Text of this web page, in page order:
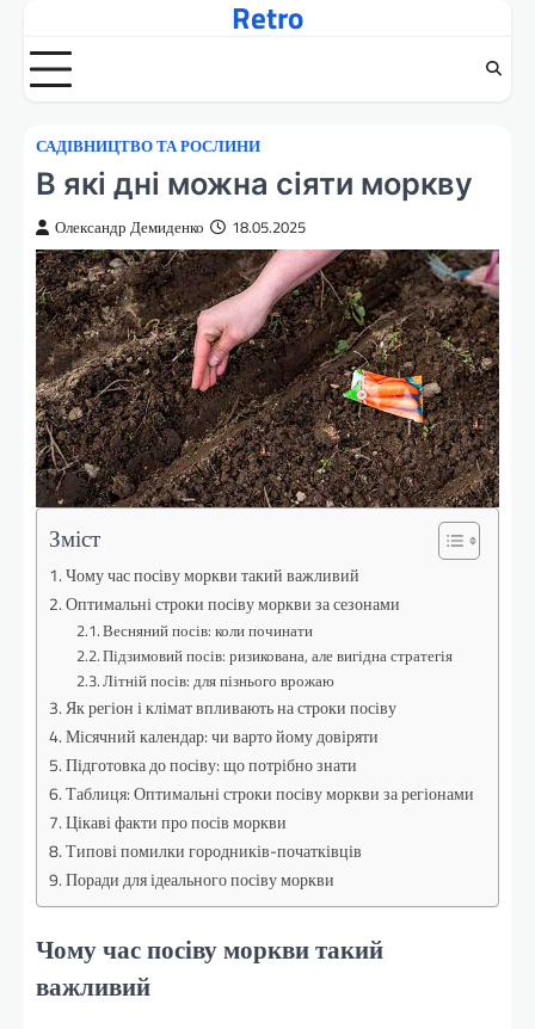
вмісту
Retro
САДІВНИЦТВО ТА РОСЛИНИ
В які дні можна сіяти моркву
Олександр Демиденко 18.05.2025
Зміст
Чому час посіву моркви такий важливий
Оптимальні строки посіву моркви за сезонами
Весняний посів: коли починати
Підзимовий посів: ризикована, але вигідна стратегія
Літній посів: для пізнього врожаю
Як регіон і клімат впливають на строки посіву
Місячний календар: чи варто йому довіряти
Підготовка до посіву: що потрібно знати
Таблиця: Оптимальні строки посіву моркви за регіонами
Цікаві факти про посів моркви
Типові помилки городників-початківців
Поради для ідеального посіву моркви
Чому час посіву моркви такий
важливий